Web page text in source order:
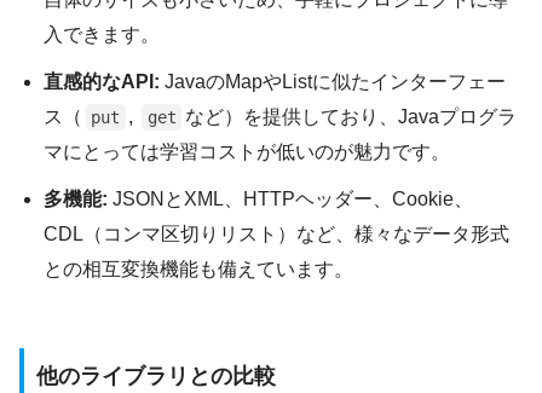
入できます。
直感的なAPI: JavaのMapやListに似たインターフェー
ス（
put , get など）を提供しており、Javaプログラ
マにとっては学習コストが低いのが魅力です。
多機能: JSONとXML、HTTPヘッダー、Cookie、
CDL（コンマ区切りリスト）など、様々なデータ形式
との相互変換機能も備えています。
他のライブラリとの比較